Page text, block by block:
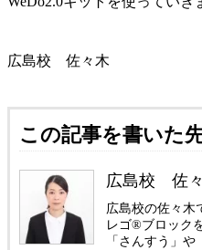
広島校 佐々木
この記事を書いた
広島校 佐
広島校の佐々木
レゴ®ブロック
「さんすう」